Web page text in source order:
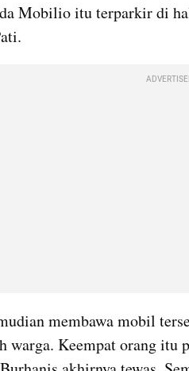
Mobilio itu terparkir di
membawa mobil
warga. Keempat orang itu